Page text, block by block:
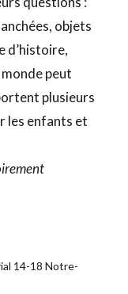
objets
d’histoire,
peut
plusieurs
les enfants et
14-18 Notre-